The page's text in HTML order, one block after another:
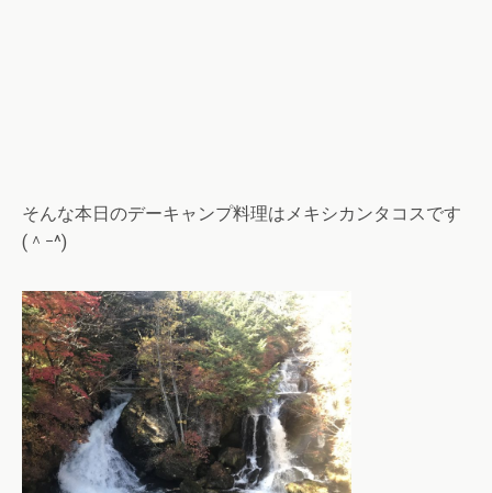
そんな本日のデーキャンプ料理はメキシカンタコスです
(＾ｰ^)